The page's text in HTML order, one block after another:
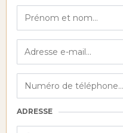
ADRESSE